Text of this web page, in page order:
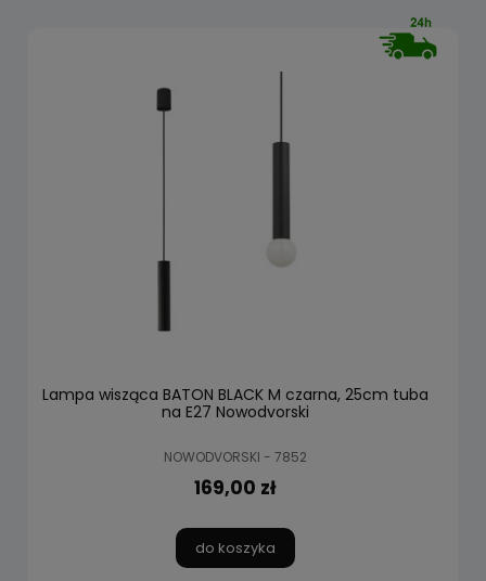
Lampa wisząca BATON BLACK M czarna, 25cm tuba
na E27 Nowodvorski
NOWODVORSKI - 7852
169,00 zł
do koszyka